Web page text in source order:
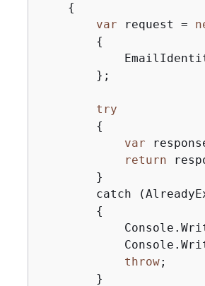
{
var request =
{
        };
try
{
var
return
        }
catch
{
throw;
        }